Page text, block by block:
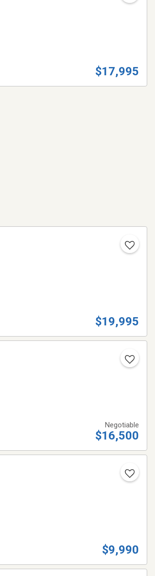
$17,995
$19,995
Negotiable
$16,500
$9,990